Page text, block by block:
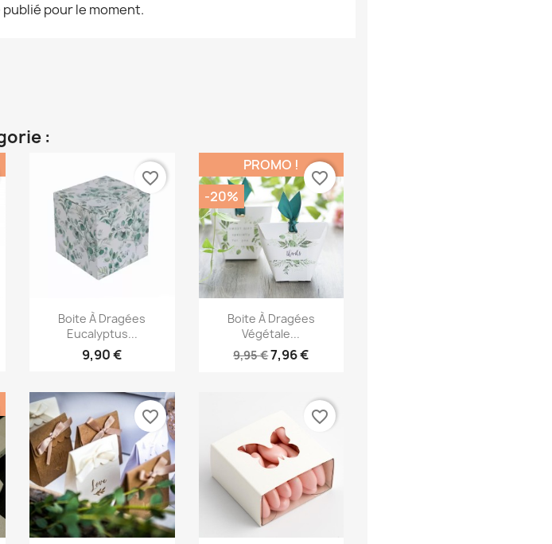
pour le moment.
:
Aperçu rapide
Boite À Dragées
Eucalyptus...
9,90 €
favorite_border
Aperçu rapide
Boite À Dragées
Végétale...
9,95 €7,96 €
PROMO !
-20%
favorite_border
favorite_border favorite_border